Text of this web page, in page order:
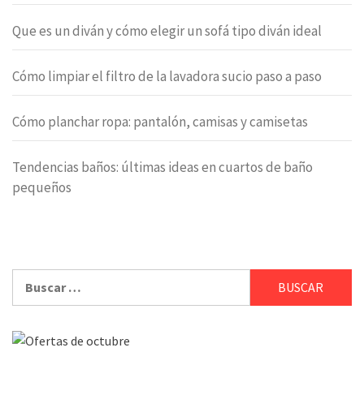
Que es un diván y cómo elegir un sofá tipo diván ideal
Cómo limpiar el filtro de la lavadora sucio paso a paso
Cómo planchar ropa: pantalón, camisas y camisetas
Tendencias baños: últimas ideas en cuartos de baño
pequeños